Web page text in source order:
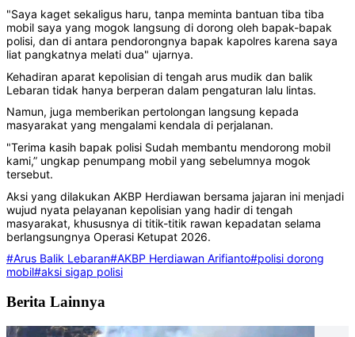
"Saya kaget sekaligus haru, tanpa meminta bantuan tiba tiba
mobil saya yang mogok langsung di dorong oleh bapak-bapak
polisi, dan di antara pendorongnya bapak kapolres karena saya
liat pangkatnya melati dua" ujarnya.
Kehadiran aparat kepolisian di tengah arus mudik dan balik
Lebaran tidak hanya berperan dalam pengaturan lalu lintas.
Namun, juga memberikan pertolongan langsung kepada
masyarakat yang mengalami kendala di perjalanan.
"Terima kasih bapak polisi Sudah membantu mendorong mobil
kami,” ungkap penumpang mobil yang sebelumnya mogok
tersebut.
Aksi yang dilakukan AKBP Herdiawan bersama jajaran ini menjadi
wujud nyata pelayanan kepolisian yang hadir di tengah
masyarakat, khususnya di titik-titik rawan kepadatan selama
berlangsungnya Operasi Ketupat 2026.
#Arus Balik Lebaran#AKBP Herdiawan Arifianto#polisi dorong
mobil#aksi sigap polisi
Berita Lainnya